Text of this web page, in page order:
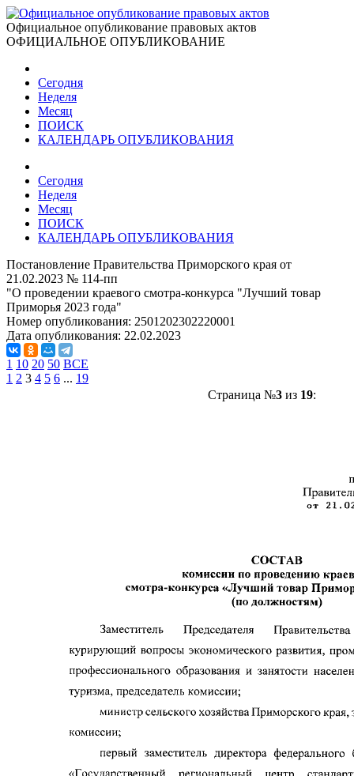
Официальное опубликование правовых актов
ОФИЦИАЛЬНОЕ ОПУБЛИКОВАНИЕ
Сегодня
Неделя
Месяц
ПОИСК
КАЛЕНДАРЬ ОПУБЛИКОВАНИЯ
Сегодня
Неделя
Месяц
ПОИСК
КАЛЕНДАРЬ ОПУБЛИКОВАНИЯ
Постановление Правительства Приморского края от
21.02.2023 № 114-пп
"О проведении краевого смотра-конкурса "Лучший товар
Приморья 2023 года"
Номер опубликования: 2501202302220001
Дата опубликования: 22.02.2023
1 10 20 50 ВСЕ
1 2 3 4 5 6 ... 19
Страница №3из 19: